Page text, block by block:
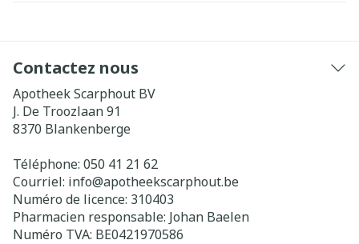
Contactez nous
Apotheek Scarphout BV
J. De Troozlaan 91
8370 Blankenberge
Téléphone: 050 41 21 62
Courriel: info@apotheekscarphout.be
Numéro de licence: 310403
Pharmacien responsable: Johan Baelen
Numéro TVA: BE0421970586